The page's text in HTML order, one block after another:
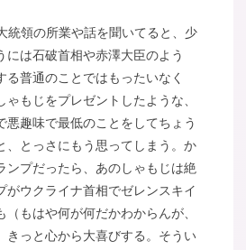
統領の所業や話を聞いてると、少
には石破首相や赤澤大臣のよう
る普通のことではもったいなく
もじをプレゼントしたような、
悪趣味で最低のことをしてちょう
、とっさにもう思ってしまう。か
ンプだったら、あのしゃもじは絶
がウクライナ首相でゼレンスキイ
（もはや何が何だかわからんが、
きっと心から大喜びする。そうい